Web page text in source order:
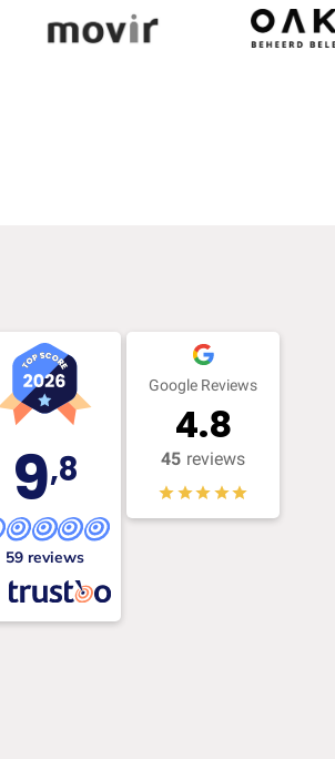
9,8
59 reviews
Google Reviews
4.8
45 reviews